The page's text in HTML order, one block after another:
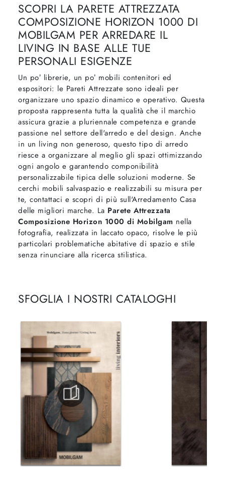
SCOPRI LA PARETE ATTREZZATA
COMPOSIZIONE HORIZON 1000 DI
MOBILGAM PER ARREDARE IL
LIVING IN BASE ALLE TUE
PERSONALI ESIGENZE
Un po’ librerie, un po’ mobili contenitori ed
espositori: le Pareti Attrezzate sono ideali per
organizzare uno spazio dinamico e operativo. Questa
proposta rappresenta tutta la qualità che il marchio
assicura grazie a pluriennale competenza e grande
passione nel settore dell'arredo e del design. Anche
in un living non generoso, questo tipo di arredo
riesce a organizzare al meglio gli spazi ottimizzando
ogni angolo e garantendo componibilità
personalizzabile tipica delle soluzioni moderne. Se
cerchi mobili salvaspazio e realizzabili su misura per
te, contattaci e scopri di più sull'Arredamento Casa
delle migliori marche. La Parete Attrezzata
Composizione Horizon 1000 di Mobilgam nella
fotografia, realizzata in laccato opaco, risolve le più
particolari problematiche abitative di spazio e stile
senza rinunciare alla ricerca stilistica.
SFOGLIA I NOSTRI CATALOGHI